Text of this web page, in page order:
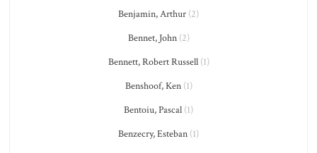
Benjamin, Arthur (2)
Bennet, John(2)
Bennett, Robert Russell(1)
Benshoof, Ken(1)
Bentoiu, Pascal (1)
Benzecry, Esteban (1)